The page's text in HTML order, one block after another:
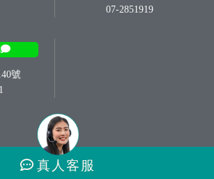
07-2851919
號
真人 客服